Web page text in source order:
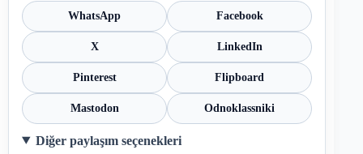
WhatsApp Facebook
X LinkedIn
Pinterest Flipboard
Mastodon Odnoklassniki
Diğer paylaşım seçenekleri